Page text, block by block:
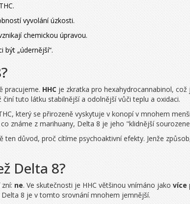
vyvolání úzkosti.
chemickou úpravou.
být „údernější“.
pracujeme. HHC je zkratka pro hexahydrocannabinol,
tuto látku stabilnější a odolnější vůči teplu a oxidaci.
který se přirozeně vyskytuje v konopí v mnohem
známe z marihuany, Delta 8 je jeho "klidnější
ten důvod, proč cítíme psychoaktivní efekty. Jenže
Delta 8?
ne. Ve skutečnosti je HHC většinou vnímáno jako více
8 je v tomto srovnání mnohem jemnější.